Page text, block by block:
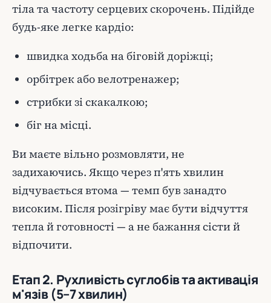
тіла та частоту серцевих скорочень. Підійде
будь-яке легке кардіо:
швидка ходьба на біговій доріжці;
орбітрек або велотренажер;
стрибки зі скакалкою;
біг на місці.
Ви маєте вільно розмовляти, не
задихаючись. Якщо через п'ять хвилин
відчувається втома — темп був занадто
високим. Після розігріву має бути відчуття
тепла й готовності — а не бажання сісти й
відпочити.
Етап 2. Рухливість суглобів та активація
м'язів (5–7 хвилин)